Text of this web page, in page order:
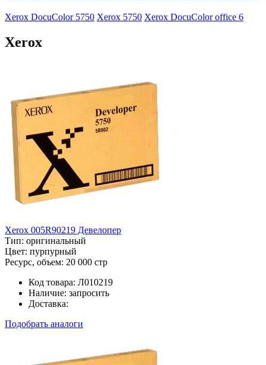
Xerox DocuColor 5750 Xerox 5750 Xerox DocuColor office 6
Xerox
Xerox 005R90219 Девелопер
Тип: оригинальный
Цвет: пурпурный
Ресурс, объем: 20 000 стр
Код товара: Л010219
Наличие: запросить
Доставка:
Подобрать аналоги